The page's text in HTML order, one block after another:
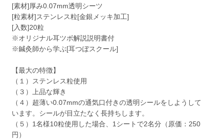
[素材]厚み0.07mm透明シーツ
[粒素材]ステンレス粒[金銀メッキ加工]
[入数]20粒
※オリジナル耳ツボ解説説明書付
※鍼灸師から学ぶ[耳つぼスクール]
【最大の特徴】
（１）ステンレス粒使用
（３）上品な輝き
（４）超薄い0.07mmの通気口付きの透明シールをしようして
います。シールが目立たなく長持ちします。
（５）1名様10粒使用した場合、1シートで2名分（原価：250
円）